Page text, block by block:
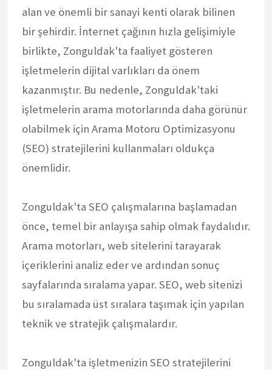
alan ve önemli bir sanayi kenti olarak bilinen
bir şehirdir. İnternet çağının hızla gelişimiyle
birlikte, Zonguldak'ta faaliyet gösteren
işletmelerin dijital varlıkları da önem
kazanmıştır. Bu nedenle, Zonguldak'taki
işletmelerin arama motorlarında daha görünür
olabilmek için Arama Motoru Optimizasyonu
(SEO) stratejilerini kullanmaları oldukça
önemlidir.
Zonguldak'ta SEO çalışmalarına başlamadan
önce, temel bir anlayışa sahip olmak faydalıdır.
Arama motorları, web sitelerini tarayarak
içeriklerini analiz eder ve ardından sonuç
sayfalarında sıralama yapar. SEO, web sitenizi
bu sıralamada üst sıralara taşımak için yapılan
teknik ve stratejik çalışmalardır.
Zonguldak'ta işletmenizin SEO stratejilerini